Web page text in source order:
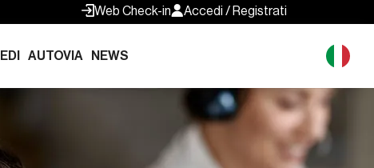
Web Check-in Accedi / Registrati
AUTOVIA NEWS